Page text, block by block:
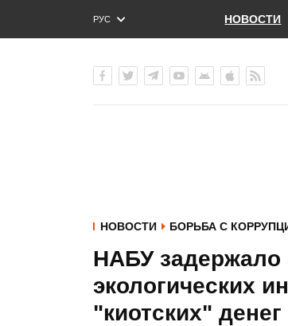
РУС
ENG
НОВОСТИ
НОВОСТИ БОРЬБА С
НАБУ задержало
экологических
"киотских" денег